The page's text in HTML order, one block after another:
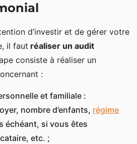
d’investir et de gérer votre
il faut réaliser un audit
consiste à réaliser un
:
et familiale :
nombre d’enfants, régime
échéant, si vous êtes
etc. ;